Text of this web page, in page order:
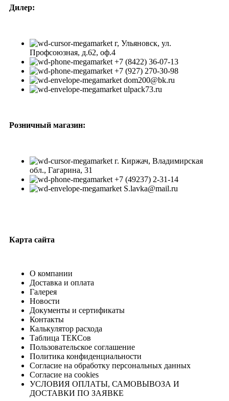
Дилер:
г, Ульяновск, ул.
Профсоюзная, д.62, оф.4
+7 (8422) 36-07-13
+7 (927) 270-30-98
dom200@bk.ru
ulpack73.ru
Розничный магазин:
г. Киржач, Владимирская
обл., Гагарина, 31
+7 (49237) 2-31-14
S.lavka@mail.ru
Карта сайта
О компании
Доставка и оплата
Галерея
Новости
Документы и сертификаты
Контакты
Калькулятор расхода
Таблица ТЕКСов
Пользовательское соглашение
Политика конфиденциальности
Согласие на обработку персональных данных
Согласие на cookies
УСЛОВИЯ ОПЛАТЫ, САМОВЫВОЗА И
ДОСТАВКИ ПО ЗАЯВКЕ